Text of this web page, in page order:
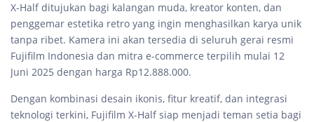
X-Half ditujukan bagi kalangan muda, kreator konten, dan
penggemar estetika retro yang ingin menghasilkan karya unik
tanpa ribet. Kamera ini akan tersedia di seluruh gerai resmi
Fujifilm Indonesia dan mitra e-commerce terpilih mulai 12
Juni 2025 dengan harga Rp12.888.000.
Dengan kombinasi desain ikonis, fitur kreatif, dan integrasi
teknologi terkini, Fujifilm X-Half siap menjadi teman setia bagi